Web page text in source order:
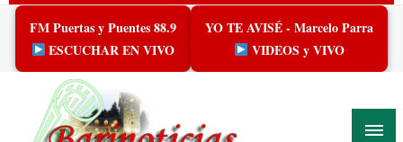
Skip
content
FM Puertas y Puentes 88.9
ESCUCHAR EN VIVO
YO TE AVISÉ - Marcelo Parra
VIDEOS y VIVO